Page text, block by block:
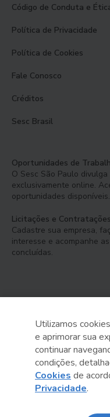
Código de Conduta e
Política de Privacidade
Política de Cookies
Fale Conosco
Créditos
Sesc Brasil
Oportunidades de
O Sesc São Paulo
exclusivamente online.
oportunidades disponíveis.
Licitações e Contratações
Cadastre sua empresa,
interesse e acompanhe
concluídas.
Serviço Social do
Administração Regional
Sesc São Paulo por
Utilizamos
e aprimorar sua
continuar
condições,
Cookies de
Privacidade.